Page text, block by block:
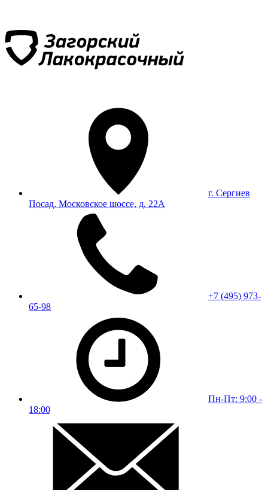
г. Сергиев
Посад, Московское шоссе, д. 22А
+7 (495) 973-
65-98
Пн-Пт: 9:00 -
18:00